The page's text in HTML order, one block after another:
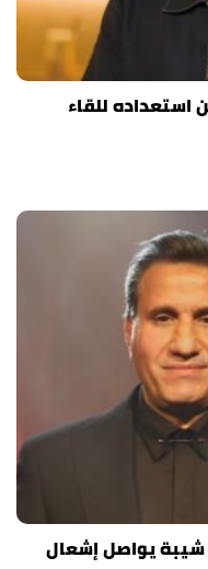
للقاء
شيبة يواصل إشعال